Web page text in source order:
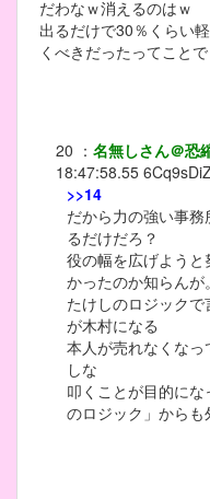
だわなｗ消えるのはｗ
出るだけで30％くらい
くべきだったってことで
20 ： 名無しさん＠恐
18:47:58.55
>>14
だから力の強い事
るだけだろ？
役の幅を広げよう
かったのか知らんが。
たけしのロジック
が木村になる
本人が売れなくな
しな
叩くことが目的に
のロジック」から